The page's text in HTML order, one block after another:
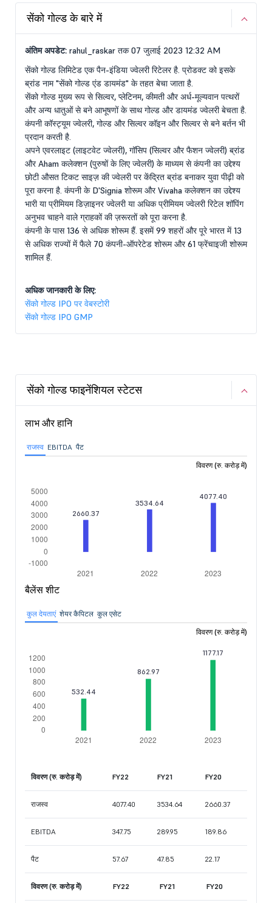
सेंको गोल्ड के बारे में
अंतिम अपडेट: rahul_raskar तक 07 जुलाई 2023 12:32 AM
सेंको गोल्ड लिमिटेड एक पैन-इंडिया ज्वेलरी रिटेलर है. प्रोडक्ट को इसके
ब्रांड नाम "सेंको गोल्ड एंड डायमंड" के तहत बेचा जाता है.
सेंको गोल्ड मुख्य रूप से सिल्वर, प्लेटिनम, कीमती और अर्ध-मूल्यवान पत्थरों
और अन्य धातुओं से बने आभूषणों के साथ गोल्ड और डायमंड ज्वेलरी बेचता है.
कंपनी कॉस्ट्यूम ज्वेलरी, गोल्ड और सिल्वर कॉइन और सिल्वर से बने बर्तन भी
प्रदान करती है.
अपने एवरलाइट (लाइटवेट ज्वेलरी), गॉसिप (सिल्वर और फैशन ज्वेलरी) ब्रांड
और Aham कलेक्शन (पुरुषों के लिए ज्वेलरी) के माध्यम से कंपनी का उद्देश्य
छोटी औसत टिकट साइज़ की ज्वेलरी पर केंद्रित ब्रांड बनाकर युवा पीढ़ी को
पूरा करना है. कंपनी के D'Signia शोरूम और Vivaha कलेक्शन का उद्देश्य
भारी या प्रीमियम डिज़ाइनर ज्वेलरी या अधिक प्रीमियम ज्वेलरी रिटेल शॉपिंग
अनुभव चाहने वाले ग्राहकों की ज़रूरतों को पूरा करना है.
कंपनी के पास 136 से अधिक शोरूम हैं. इसमें 99 शहरों और पूरे भारत में 13
से अधिक राज्यों में फैले 70 कंपनी-ऑपरेटेड शोरूम और 61 फ्रेंचाइजी शोरूम
शामिल हैं.
अधिक जानकारी के लिए:
सेंको गोल्ड IPO पर वेबस्टोरी
सेंको गोल्ड IPO GMP
सेंको गोल्ड फाइनेंशियल स्टेटस
लाभ और हानि
राजस्व EBITDA पैट
विवरण (रु. करोड़ में)
बैलेंस शीट
कुल देयताएं शेयर कैपिटल कुल एसेट
विवरण (रु. करोड़ में)
विवरण (रु. करोड़ में) FY22 FY21 FY20
राजस्व 4077.40 3534.64 2660.37
EBITDA 347.75 289.95 189.86
पैट 57.67 47.85 22.17
विवरण (रु. करोड़ में) FY22 FY21 FY20